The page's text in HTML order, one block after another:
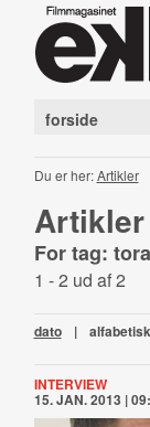
forside
Du er her:Artikler
Artikler
For tag:
1 - 2 ud af 2
dato | alfabetisk
INTERVIEW
15. JAN. 2013 |